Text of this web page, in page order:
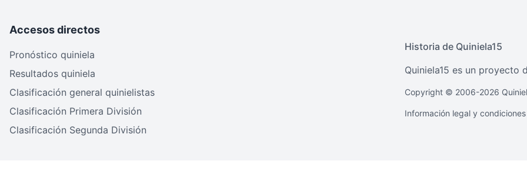
Accesos directos
Pronóstico quiniela
Resultados quiniela
Clasificación general quinielistas
Clasificación Primera División
Clasificación Segunda División
Historia de Quiniela15
Quiniela15 es un proyecto
Copyright © 2006-2026
Información legal y